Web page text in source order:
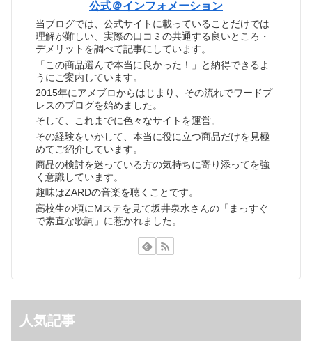
公式＠インフォメーション
当ブログでは、公式サイトに載っていることだけでは
理解が難しい、実際の口コミの共通する良いところ・
デメリットを調べて記事にしています。
「この商品選んで本当に良かった！」と納得できるよ
うにご案内しています。
2015年にアメブロからはじまり、その流れでワードプ
レスのブログを始めました。
そして、これまでに色々なサイトを運営。
その経験をいかして、本当に役に立つ商品だけを見極
めてご紹介しています。
商品の検討を迷っている方の気持ちに寄り添ってを強
く意識しています。
趣味はZARDの音楽を聴くことです。
高校生の頃にMステを見て坂井泉水さんの「まっすぐ
で素直な歌詞」に惹かれました。
人気記事